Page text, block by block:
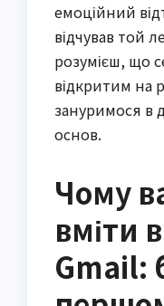
емоційний
відчував той
розумієш, що
відкритим на
зануримося в
основ.
Чому
вміти
Gmail: